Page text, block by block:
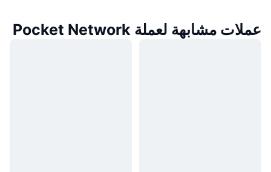
عملات مشابهة لعملة Pocket Network